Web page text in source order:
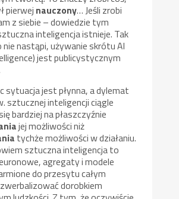
pierwej nauczony… Jeśli zrobi
z siebie – dowiedzie tym
inteligencja istnieje. Tak
nie nastąpi, używanie skrótu AI
jest publicystycznym
sytuacja jest płynna, a dylemat
sztucznej inteligencji ciągle
bardziej na płaszczyźnie
jej możliwości niż
tychże możliwości w działaniu.
sztuczna inteligencja to
agregaty i modele
do przesytu całym
dorobkiem